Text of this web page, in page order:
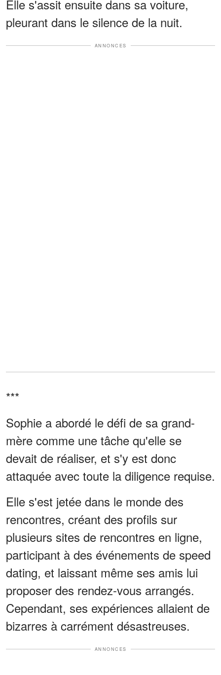
Elle s'assit ensuite dans sa voiture,
pleurant dans le silence de la nuit.
ANNONCES
***
Sophie a abordé le défi de sa grand-
mère comme une tâche qu'elle se
devait de réaliser, et s'y est donc
attaquée avec toute la diligence requise.
Elle s'est jetée dans le monde des
rencontres, créant des profils sur
plusieurs sites de rencontres en ligne,
participant à des événements de speed
dating, et laissant même ses amis lui
proposer des rendez-vous arrangés.
Cependant, ses expériences allaient de
bizarres à carrément désastreuses.
ANNONCES